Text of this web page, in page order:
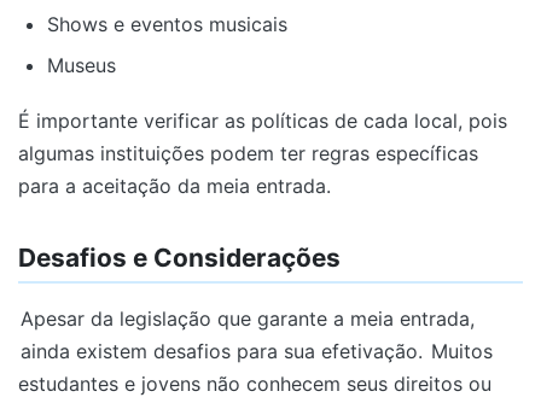
Shows e eventos musicais
Museus
É importante verificar as políticas de cada local, pois
algumas instituições podem ter regras específicas
para a aceitação da meia entrada.
Desafios e Considerações
Apesar da legislação que garante a meia entrada,
ainda existem desafios para sua efetivação. Muitos
estudantes e jovens não conhecem seus direitos ou